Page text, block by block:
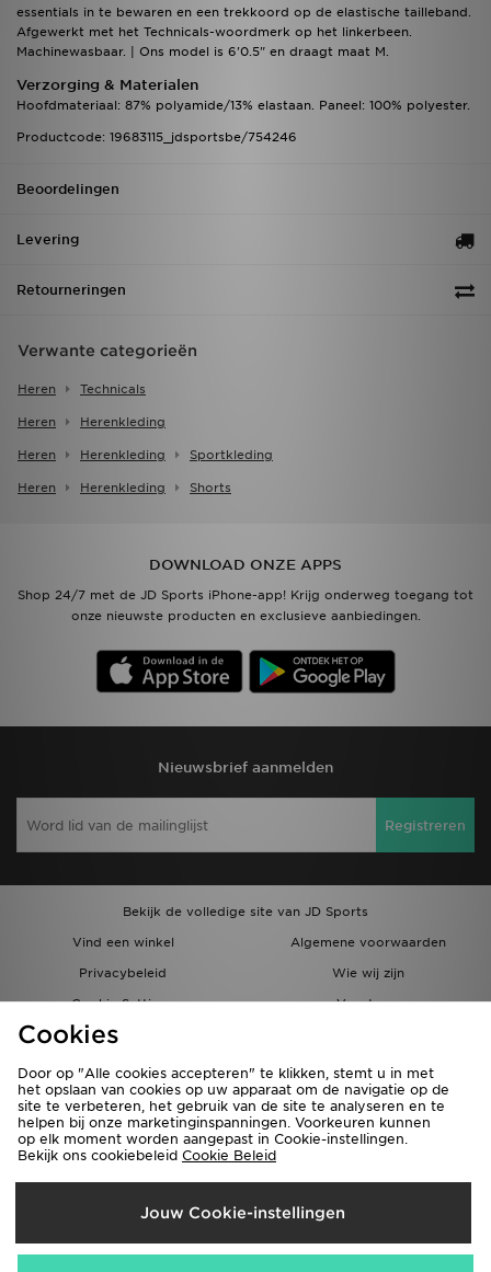
essentials in te bewaren en een trekkoord op de elastische tailleband.
Afgewerkt met het Technicals-woordmerk op het linkerbeen.
Machinewasbaar. | Ons model is 6'0.5" en draagt maat M.
Verzorging & Materialen
Hoofdmateriaal: 87% polyamide/13% elastaan. Paneel: 100% polyester.
Productcode: 19683115_jdsportsbe/754246
Beoordelingen
Levering
Retourneringen
Verwante categorieën
Heren Technicals
Heren Herenkleding
Heren Herenkleding Sportkleding
Heren Herenkleding Shorts
DOWNLOAD ONZE APPS
Shop 24/7 met de JD Sports iPhone-app! Krijg onderweg toegang tot
onze nieuwste producten en exclusieve aanbiedingen.
Nieuwsbrief aanmelden
Registreren
Bekijk de volledige site van JD Sports
Vind een winkel
Algemene voorwaarden
Privacybeleid
Wie wij zijn
Cookie Settings
Vacatures
Bestellingen en Levering
Verzenden Naar
België
Cookies
Door op "Alle cookies accepteren" te klikken, stemt u in met
het opslaan van cookies op uw apparaat om de navigatie op de
site te verbeteren, het gebruik van de site te analyseren en te
helpen bij onze marketinginspanningen. Voorkeuren kunnen
op elk moment worden aangepast in Cookie-instellingen.
Bekijk ons cookiebeleid Cookie Beleid
Jouw Cookie-instellingen